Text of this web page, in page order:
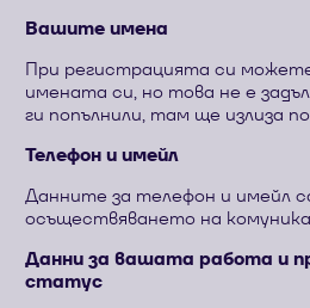
Вашите имена
При регистрацията си
имената си, но това не е
ги попълнили, там ще излиза
Телефон и имейл
Данните за телефон и имейл
осъществяването на
Данни за вашата работа и
статус